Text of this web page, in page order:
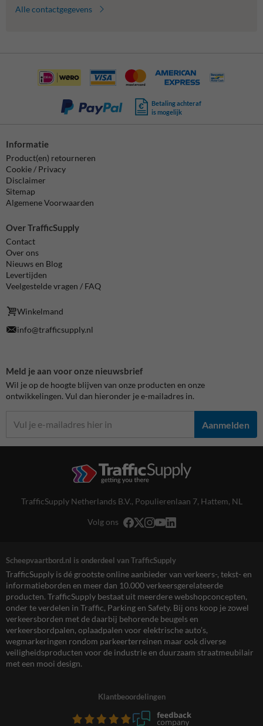
Alle contactgegevens
Betaling achteraf
is mogelijk
Informatie
Product(en) retourneren
Cookie / Privacy
Disclaimer
Sitemap
Algemene Voorwaarden
Over TrafficSupply
Contact
Over ons
Nieuws en Blog
Levertijden
Veelgestelde vragen / FAQ
Winkelmand
info@trafficsupply.nl
Meld je aan voor onze nieuwsbrief
Wil je op de hoogte blijven van onze producten en onze
ontwikkelingen. Vul dan hieronder je e-mailadres in.
Aanmelden
TrafficSupply Netherlands B.V., Populierenlaan 7, Hattem, NL
Volg ons
Scheepvaartbord.nl is onderdeel van TrafficSupply
TrafficSupply is dé grootste online aanbieder van verkeers-, tekst- en
informatieborden en meer dan 10.000 verkeersgerelateerde
producten. TrafficSupply bestaat uit meerdere webshopconcepten,
onder te verdelen in Traffic, Parking en Safety. Bij ons koop je zowel
verkeersborden met de daarbij behorende beugels en
verkeersbordpalen, oplaadpalen voor elektrische auto’s,
wegmarkeringen rondom parkeerterreinen maar ook diverse
veiligheidsproducten voor de industrie en duurzaam straatmeubilair
met een mooi design.
Klantbeoordelingen